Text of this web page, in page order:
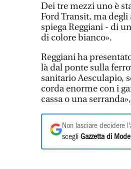
Dei tre mezzi uno è
Ford Transit, ma
spiega Reggiani - di
di colore bianco».
Reggiani ha
là dal ponte sulla
sanitario Aesculapio,
corda enorme con i
cassa o una
Non lasciare decidere
scegli Gazzetta di